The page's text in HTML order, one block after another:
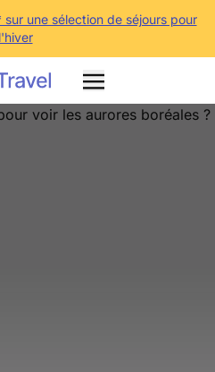
une sélection de séjours pour
l'hiver